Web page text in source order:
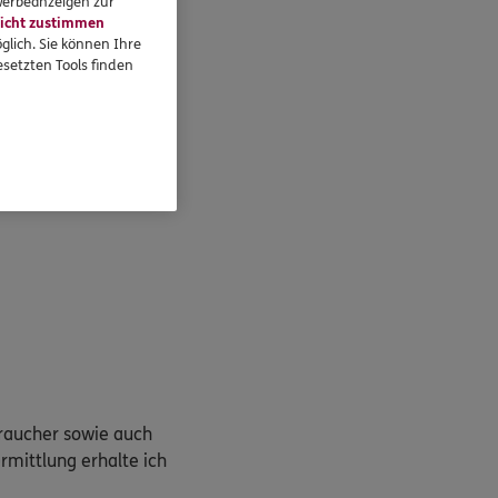
sowie auch
erhalte ich
zustimmen
Sie können Ihre
Tools finden